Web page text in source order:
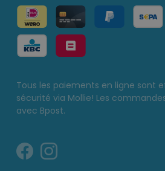
Tous les paiements en ligne sont
sécurité via Mollie! Les
avec Bpost.